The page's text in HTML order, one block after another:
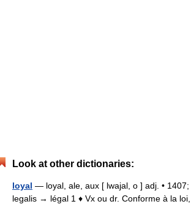
Look at other dictionaries:
loyal — loyal, ale, aux [ lwajal, o ] adj. • 1407;
legalis → légal 1 ♦ Vx ou dr. Conforme à la